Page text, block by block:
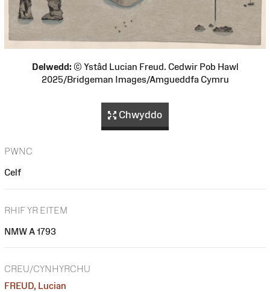
Delwedd: © Ystâd Lucian Freud. Cedwir Pob Hawl
2025/Bridgeman Images/Amgueddfa Cymru
Chwyddo
PWNC
Celf
RHIF YR EITEM
NMW A 1793
CREU/CYNHYRCHU
FREUD, Lucian